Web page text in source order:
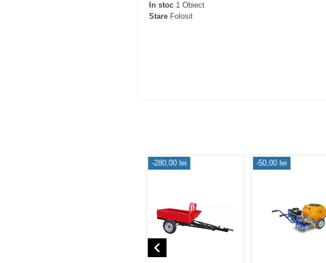
In stoc 1 Obiect
Stare Folosit
-280,00 lei -50,00 lei
navigate_before